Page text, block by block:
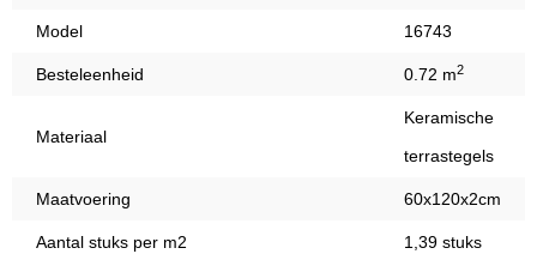
Model 16743
Besteleenheid 0.72 m2
Materiaal
Keramische
terrastegels
Maatvoering 60x120x2cm
Aantal stuks per m2 1,39 stuks